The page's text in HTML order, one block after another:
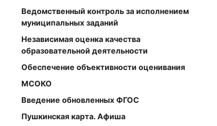
Ведомственный контроль за исполнением
муниципальных заданий
Независимая оценка качества
образовательной деятельности
Обеспечение объективности оценивания
МСОКО
Введение обновленных ФГОС
Пушкинская карта. Афиша